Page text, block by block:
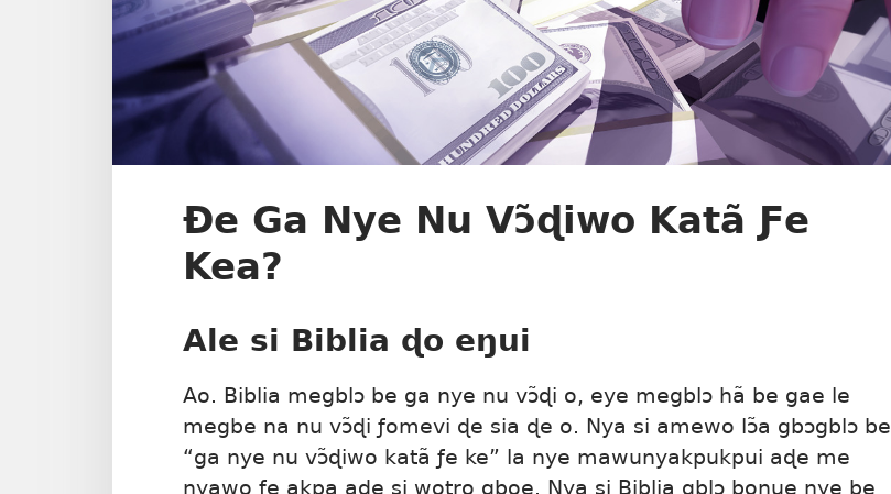
Ðe Ga Nye Nu Vɔ̃ɖiwo Katã Ƒe
Kea?
Ale si Biblia ɖo eŋui
Ao. Biblia megblɔ be ga nye nu vɔ̃ɖi o, eye megblɔ hã be gae le
megbe na nu vɔ̃ɖi ƒomevi ɖe sia ɖe o. Nya si amewo lɔ̃a gbɔgblɔ be
“ga nye nu vɔ̃ɖiwo katã ƒe ke” la nye mawunyakpukpui aɖe me
nyawo ƒe akpa aɖe si wotro gboe. Nya si Biblia gblɔ boŋue nye be